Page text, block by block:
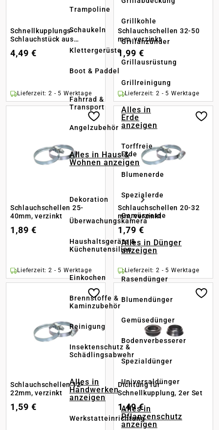
Trampoline
Schaukeln
Klettergerüste
Boot & Paddel
Fahrrad &
Transport
Angelzubehör
Alles in Haus &
Wohnen anzeigen
Dekoration
Überwachungskamera
Haushaltsgeräte &
Küchenutensilien
Einkochen
Brennstoffe &
Kaminzubehör
Reinigung
Insektenschutz &
Schädlingsabwehr
Alles in
Handwerken
anzeigen
Werkstatteinrichtung
Grillkohle
Grillanzünder
Grillausrüstung
Grillreinigung
Alles in
Erde
anzeigen
Torffreie
Erde
Blumenerde
Spezialerde
Gemüseerde
Alles in Dünger
anzeigen
Rasendünger
Blumendünger
Gemüsedünger
Bodenverbesserer
Spezialdünger
Universaldünger
Alles in
Pflanzenschutz
anzeigen
Schnellkupplungs-
Schlauchstück aus
4,49 €
Lieferzeit: 2 - 5 Werktage
Schlauchschellen 32-50
mm, verzinkt
1,99 €
Lieferzeit: 2 - 5 Werktage
Schlauchschellen 25-
40mm, verzinkt
1,89 €
Lieferzeit: 2 - 5 Werktage
Schlauchschellen 20-32
mm, verzinkt
1,79 €
Lieferzeit: 2 - 5 Werktage
Schlauchschellen 12-
22mm, verzinkt
1,59 €
Dichtung für
Schnellkupplung, 2er Set
1,49 €